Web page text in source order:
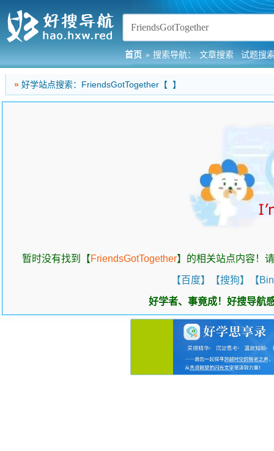
首页 » 搜索导航： 文章搜索 试题搜
» 好学站点搜索：FriendsGotTogether【 】
暂时没有找到【FriendsGotTogether】的相关站点内容！
【百度】 【搜狗】 【
好学者、事竟成！好搜导航